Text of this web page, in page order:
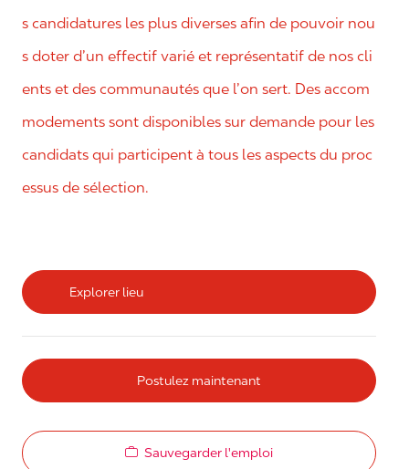
s candidatures les plus diverses afin de pouvoir nou
s doter d’un effectif varié et représentatif de nos cli
ents et des communautés que l’on sert. Des accom
modements sont disponibles sur demande pour les
candidats qui participent à tous les aspects du proc
essus de sélection.
Explorer lieu
Postulez maintenant
Sauvegarder l'emploi